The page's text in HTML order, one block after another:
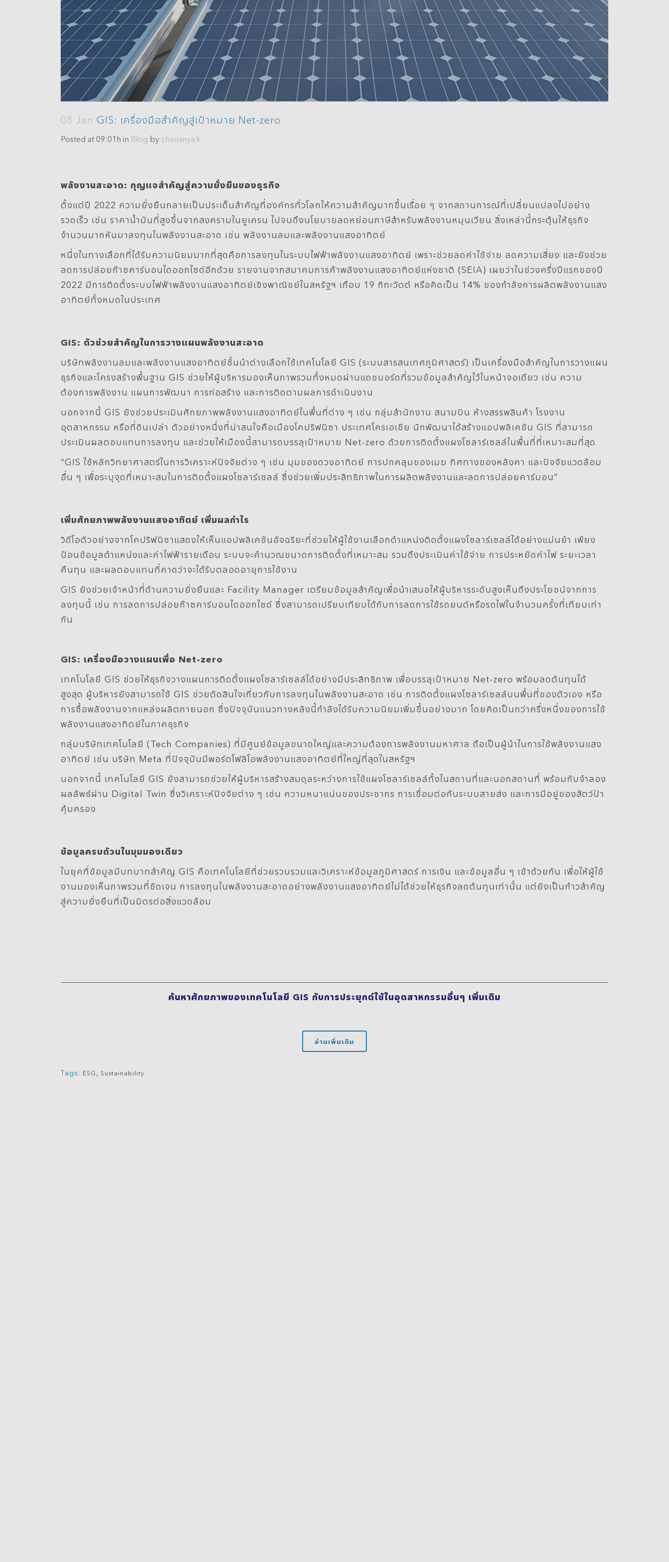
Data Management
08 Jan GIS: เครื่องมือสำคัญสู่เป้าหมาย Net-zero
Posted at 09:01h in Blog by chananya.k
พลังงานสะอาด: กุญแจสำคัญสู่ความยั่งยืนของธุรกิจ
ตั้งแต่ปี 2022 ความยั่งยืนกลายเป็นประเด็นสำคัญที่องค์กรทั่วโลกให้ความสำคัญมากขึ้นเรื่อย ๆ จากสถานการณ์ที่เปลี่ยนแปลงไปอย่าง
รวดเร็ว เช่น ราคาน้ำมันที่สูงขึ้นจากสงครามในยูเครน ไปจนถึงนโยบายลดหย่อนภาษีสำหรับพลังงานหมุนเวียน สิ่งเหล่านี้กระตุ้นให้ธุรกิจ
จำนวนมากหันมาลงทุนในพลังงานสะอาด เช่น พลังงานลมและพลังงานแสงอาทิตย์
หนึ่งในทางเลือกที่ได้รับความนิยมมากที่สุดคือการลงทุนในระบบไฟฟ้าพลังงานแสงอาทิตย์ เพราะช่วยลดค่าใช้จ่าย ลดความเสี่ยง และยังช่วย
ลดการปล่อยก๊าซคาร์บอนไดออกไซด์อีกด้วย รายงานจากสมาคมการค้าพลังงานแสงอาทิตย์แห่งชาติ (SEIA) เผยว่าในช่วงครึ่งปีแรกของปี
2022 มีการติดตั้งระบบไฟฟ้าพลังงานแสงอาทิตย์เชิงพาณิชย์ในสหรัฐฯ เกือบ 19 กิกะวัตต์ หรือคิดเป็น 14% ของกำลังการผลิตพลังงานแสง
อาทิตย์ทั้งหมดในประเทศ
GIS: ตัวช่วยสำคัญในการวางแผนพลังงานสะอาด
บริษัทพลังงานลมและพลังงานแสงอาทิตย์ชั้นนำต่างเลือกใช้เทคโนโลยี GIS (ระบบสารสนเทศภูมิศาสตร์) เป็นเครื่องมือสำคัญในการวางแผน
ธุรกิจและโครงสร้างพื้นฐาน GIS ช่วยให้ผู้บริหารมองเห็นภาพรวมทั้งหมดผ่านแดชบอร์ดที่รวมข้อมูลสำคัญไว้ในหน้าจอเดียว เช่น ความ
ต้องการพลังงาน แผนการพัฒนา การก่อสร้าง และการติดตามผลการดำเนินงาน
นอกจากนี้ GIS ยังช่วยประเมินศักยภาพพลังงานแสงอาทิตย์ในพื้นที่ต่าง ๆ เช่น กลุ่มสำนักงาน สนามบิน ห้างสรรพสินค้า โรงงาน
อุตสาหกรรม หรือที่ดินเปล่า ตัวอย่างหนึ่งที่น่าสนใจคือเมืองโคปริฟนิซา ประเทศโครเอเชีย นักพัฒนาได้สร้างแอปพลิเคชัน GIS ที่สามารถ
ประเมินผลตอบแทนการลงทุน และช่วยให้เมืองนี้สามารถบรรลุเป้าหมาย Net-zero ด้วยการติดตั้งแผงโซลาร์เซลล์ในพื้นที่ที่เหมาะสมที่สุด
“GIS ใช้หลักวิทยาศาสตร์ในการวิเคราะห์ปัจจัยต่าง ๆ เช่น มุมของดวงอาทิตย์ การปกคลุมของเมฆ ทิศทางของหลังคา และปัจจัยแวดล้อม
อื่น ๆ เพื่อระบุจุดที่เหมาะสมในการติดตั้งแผงโซลาร์เซลล์ ซึ่งช่วยเพิ่มประสิทธิภาพในการผลิตพลังงานและลดการปล่อยคาร์บอน”
เพิ่มศักยภาพพลังงานแสงอาทิตย์ เพิ่มผลกำไร
วิดีโอตัวอย่างจากโคปริฟนิซาแสดงให้เห็นแอปพลิเคชันอัจฉริยะที่ช่วยให้ผู้ใช้งานเลือกตำแหน่งติดตั้งแผงโซลาร์เซลล์ได้อย่างแม่นยำ เพียง
ป้อนข้อมูลตำแหน่งและค่าไฟฟ้ารายเดือน ระบบจะคำนวณขนาดการติดตั้งที่เหมาะสม รวมถึงประเมินค่าใช้จ่าย การประหยัดค่าไฟ ระยะเวลา
คืนทุน และผลตอบแทนที่คาดว่าจะได้รับตลอดอายุการใช้งาน
GIS ยังช่วยเจ้าหน้าที่ด้านความยั่งยืนและ Facility Manager เตรียมข้อมูลสำคัญเพื่อนำเสนอให้ผู้บริหารระดับสูงเห็นถึงประโยชน์จากการ
ลงทุนนี้ เช่น การลดการปล่อยก๊าซคาร์บอนไดออกไซด์ ซึ่งสามารถเปรียบเทียบได้กับการลดการใช้รถยนต์หรือรถไฟในจำนวนครั้งที่เทียบเท่า
กัน
GIS: เครื่องมือวางแผนเพื่อ Net-zero
เทคโนโลยี GIS ช่วยให้ธุรกิจวางแผนการติดตั้งแผงโซลาร์เซลล์ได้อย่างมีประสิทธิภาพ เพื่อบรรลุเป้าหมาย Net-zero พร้อมลดต้นทุนได้
สูงสุด ผู้บริหารยังสามารถใช้ GIS ช่วยตัดสินใจเกี่ยวกับการลงทุนในพลังงานสะอาด เช่น การติดตั้งแผงโซลาร์เซลล์บนพื้นที่ของตัวเอง หรือ
การซื้อพลังงานจากแหล่งผลิตภายนอก ซึ่งปัจจุบันแนวทางหลังนี้กำลังได้รับความนิยมเพิ่มขึ้นอย่างมาก โดยคิดเป็นกว่าครึ่งหนึ่งของการใช้
พลังงานแสงอาทิตย์ในภาคธุรกิจ
กลุ่มบริษัทเทคโนโลยี (Tech Companies) ที่มีศูนย์ข้อมูลขนาดใหญ่และความต้องการพลังงานมหาศาล ถือเป็นผู้นำในการใช้พลังงานแสง
อาทิตย์ เช่น บริษัท Meta ที่ปัจจุบันมีพอร์ตโฟลิโอพลังงานแสงอาทิตย์ที่ใหญ่ที่สุดในสหรัฐฯ
นอกจากนี้ เทคโนโลยี GIS ยังสามารถช่วยให้ผู้บริหารสร้างสมดุลระหว่างการใช้แผงโซลาร์เซลล์ทั้งในสถานที่และนอกสถานที่ พร้อมกับจำลอง
ผลลัพธ์ผ่าน Digital Twin ซึ่งวิเคราะห์ปัจจัยต่าง ๆ เช่น ความหนาแน่นของประชากร การเชื่อมต่อกับระบบสายส่ง และการมีอยู่ของสัตว์ป่า
คุ้มครอง
ข้อมูลครบถ้วนในมุมมองเดียว
ในยุคที่ข้อมูลมีบทบาทสำคัญ GIS คือเทคโนโลยีที่ช่วยรวบรวมและวิเคราะห์ข้อมูลภูมิศาสตร์ การเงิน และข้อมูลอื่น ๆ เข้าด้วยกัน เพื่อให้ผู้ใช้
งานมองเห็นภาพรวมที่ชัดเจน การลงทุนในพลังงานสะอาดอย่างพลังงานแสงอาทิตย์ไม่ได้ช่วยให้ธุรกิจลดต้นทุนเท่านั้น แต่ยังเป็นก้าวสำคัญ
สู่ความยั่งยืนที่เป็นมิตรต่อสิ่งแวดล้อม
ค้นหาศักยภาพของเทคโนโลยี GIS กับการประยุกต์ใช้ในอุตสาหกรรมอื่นๆ เพิ่มเติม
อ่านเพิ่มเติม
Tags: ESG , Sustainability